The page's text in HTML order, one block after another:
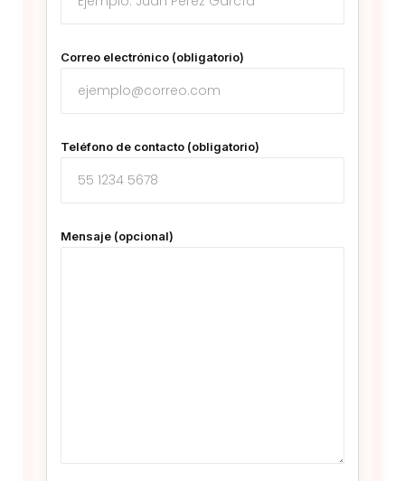
Correo electrónico (obligatorio)
Teléfono de contacto (obligatorio)
Mensaje (opcional)